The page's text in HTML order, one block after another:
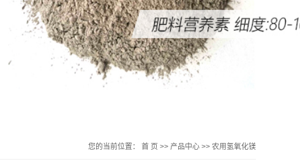
您的当前位置： 首 页 >> 产品中心 >> 农用氢氧化镁